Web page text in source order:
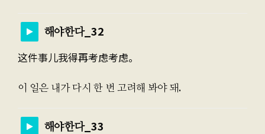
해야한다_32
这件事儿我得再考虑考虑。
이 일은 내가 다시 한 번 고려해 봐야 돼.
해야한다_33